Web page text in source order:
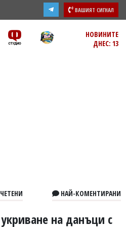
ВАШИЯТ СИГНАЛ
НОВИНИТЕ
ДНЕС: 13
НАЙ-КОМЕНТИРАНИ
на данъци с